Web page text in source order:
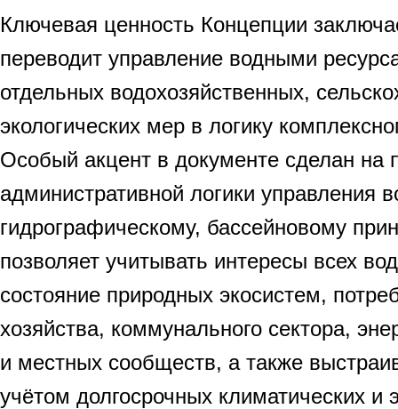
Ключевая ценность Концепции
переводит управление водными
отдельных водохозяйственных,
экологических мер в логику
Особый акцент в документе сделан на
административной логики управления
гидрографическому, бассейновому
позволяет учитывать интересы всех
состояние природных экосистем,
хозяйства, коммунального сектора,
и местных сообществ, а также
учётом долгосрочных климатических и